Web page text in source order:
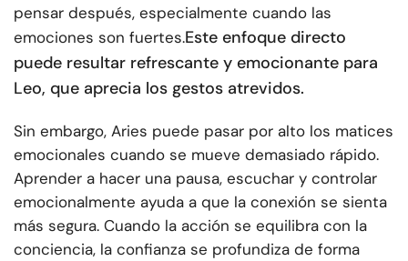
pensar después, especialmente cuando las
emociones son fuertes.Este enfoque directo
puede resultar refrescante y emocionante para
Leo, que aprecia los gestos atrevidos.
Sin embargo, Aries puede pasar por alto los matices
emocionales cuando se mueve demasiado rápido.
Aprender a hacer una pausa, escuchar y controlar
emocionalmente ayuda a que la conexión se sienta
más segura. Cuando la acción se equilibra con la
conciencia, la confianza se profundiza de forma